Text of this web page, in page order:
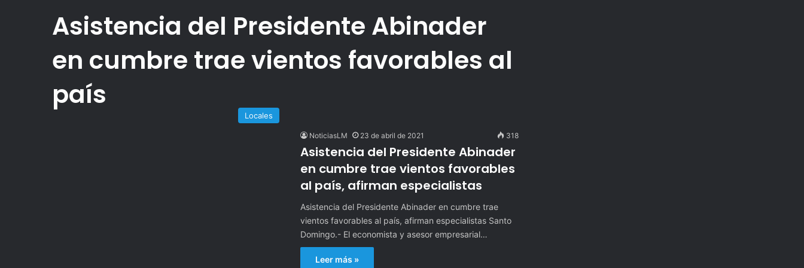
Asistencia del Presidente Abinader
en cumbre trae vientos favorables al
país
Locales
NoticiasLM 23 de abril de 2021 318
Asistencia del Presidente Abinader
en cumbre trae vientos favorables
al país, afirman especialistas
Asistencia del Presidente Abinader en cumbre trae
vientos favorables al país, afirman especialistas Santo
Domingo.- El economista y asesor empresarial…
Leer más »